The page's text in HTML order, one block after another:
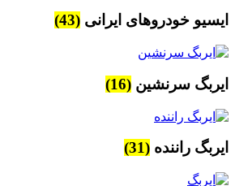
ایسیو خودروهای ایرانی (43)
ایربگ سرنشین (16)
ایربگ راننده (31)